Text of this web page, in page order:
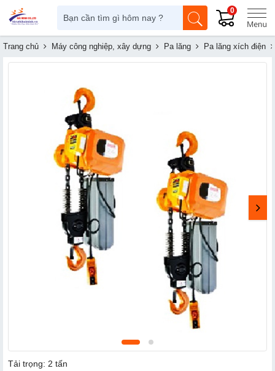
0
Trang chủ Máy công nghiệp, xây dựng Pa lăng Pa lăng xích điện
Tải trọng: 2 tấn